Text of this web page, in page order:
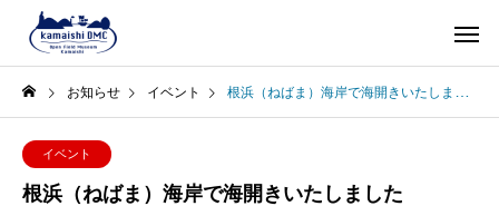
お知らせ イベント 根浜（ねばま）海岸で海開きいたしました
イベント
根浜（ねばま）海岸で海開きいたしました